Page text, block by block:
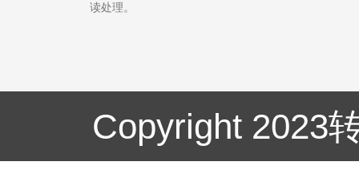
读处理。
Copyright 2023